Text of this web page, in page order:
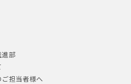
部
担当者様へ